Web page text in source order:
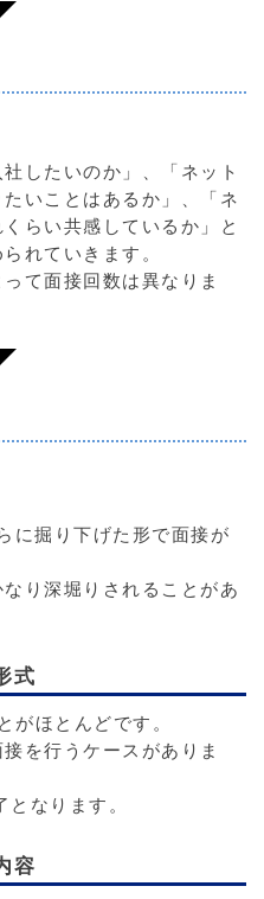
したいのか」、「ネット
いことはあるか」、「ネ
らい共感しているか」と
れていきます。
て面接回数は異なりま
に掘り下げた形で面接が
り深堀りされることがあ
式
がほとんどです。
を行うケースがありま
なります。
容